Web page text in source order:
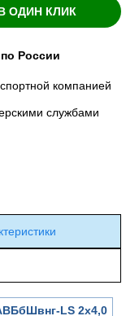
ОДИН КЛИК
России
компанией
службами
LS 2х4,0